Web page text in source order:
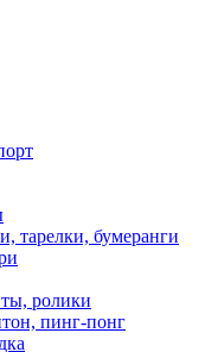
тарелки, бумеранги
ролики
пинг-понг